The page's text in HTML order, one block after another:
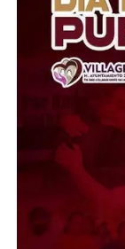
El coordinador
Observatorio
Esquivel
precipitaciones
ligeras y
región.
oscilarán entre
ciudades como
las zonas
mínimas de
En relación